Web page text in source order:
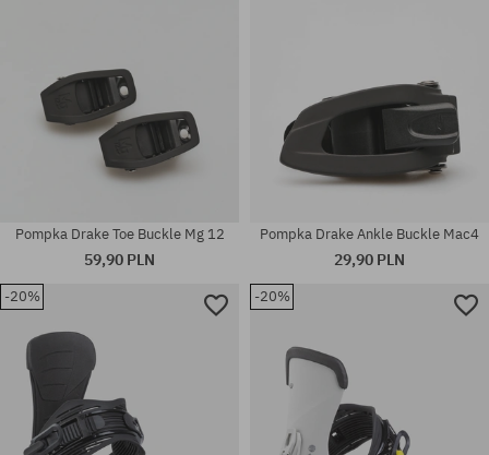
rozmiar uniwersalny
Pompka Drake Toe Buckle Mg 12
59,90 PLN
Pompka Drake Ankle Buckle Mac4
29,90 PLN
-20% -20%